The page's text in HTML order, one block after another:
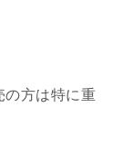
方は特に重